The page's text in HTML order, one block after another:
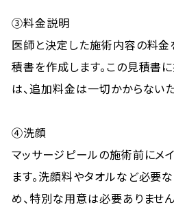
③料金説明
医師と決定した施術内容の料金
積書を作成します。この見積書
は、追加料金は一切かからない
④洗顔
マッサージピールの施術前にメ
ます。洗顔料やタオルなど必要
め、特別な用意は必要ありません